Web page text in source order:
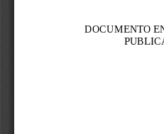
DOCUMENTO